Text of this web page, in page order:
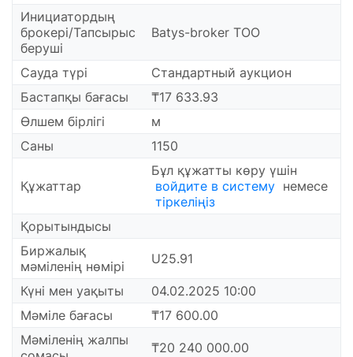
Инициатордың
брокері/Тапсырыс
беруші
Batys-broker ТОО
Сауда түрі
Стандартный аукцион
Бастапқы бағасы
₸17 633.93
Өлшем бірлігі
м
Саны
1150
Құжаттар
Бұл құжатты көру үшін
войдите в систему немесе
тіркеліңіз
Қорытындысы
Биржалық
мәміленің нөмірі
U25.91
Күні мен уақыты
04.02.2025 10:00
Мәміле бағасы
₸17 600.00
Мәміленің жалпы
₸20 240 000.00